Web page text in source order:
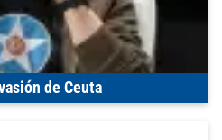
de Ceuta